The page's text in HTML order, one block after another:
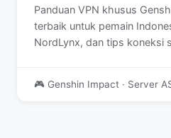
Panduan VPN khusus
terbaik untuk pemain
NordLynx, dan tips koneksi
🎮 Genshin Impact · Server